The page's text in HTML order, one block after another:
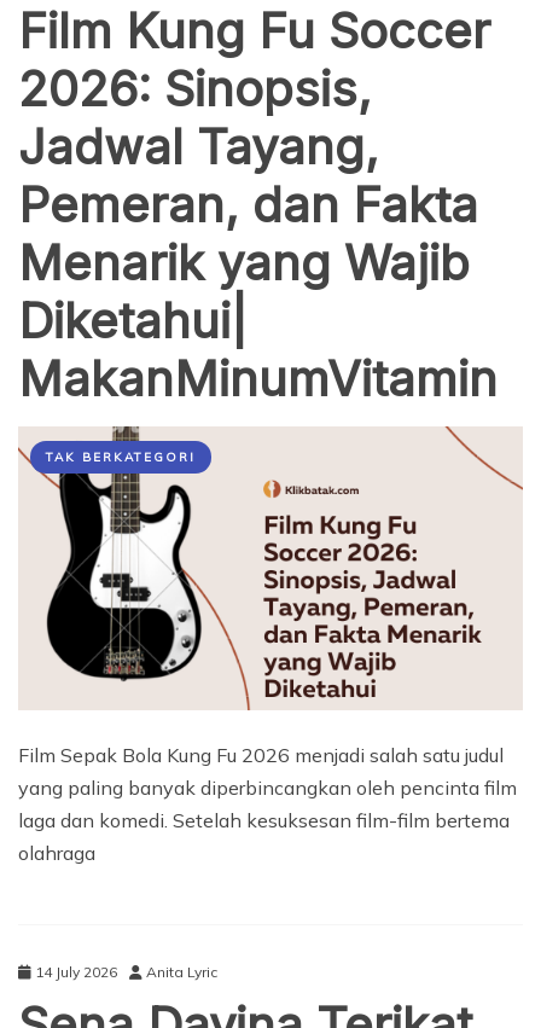
Film Kung Fu Soccer
2026: Sinopsis,
Jadwal Tayang,
Pemeran, dan Fakta
Menarik yang Wajib
Diketahui|
MakanMinumVitamin
TAK BERKATEGORI
Film Sepak Bola Kung Fu 2026 menjadi salah satu judul
yang paling banyak diperbincangkan oleh pencinta film
laga dan komedi. Setelah kesuksesan film-film bertema
olahraga
14 July 2026 Anita Lyric